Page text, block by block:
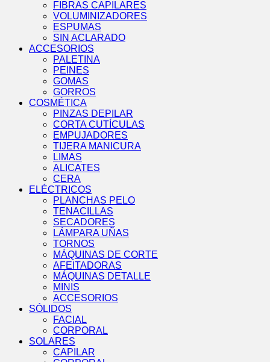
FIBRAS CAPILARES
VOLUMINIZADORES
ESPUMAS
SIN ACLARADO
ACCESORIOS
PALETINA
PEINES
GOMAS
GORROS
COSMÉTICA
PINZAS DEPILAR
CORTA CUTÍCULAS
EMPUJADORES
TIJERA MANICURA
LIMAS
ALICATES
CERA
ELÉCTRICOS
PLANCHAS PELO
TENACILLAS
SECADORES
LÁMPARA UÑAS
TORNOS
MÁQUINAS DE CORTE
AFEITADORAS
MÁQUINAS DETALLE
MINIS
ACCESORIOS
SÓLIDOS
FACIAL
CORPORAL
SOLARES
CAPILAR